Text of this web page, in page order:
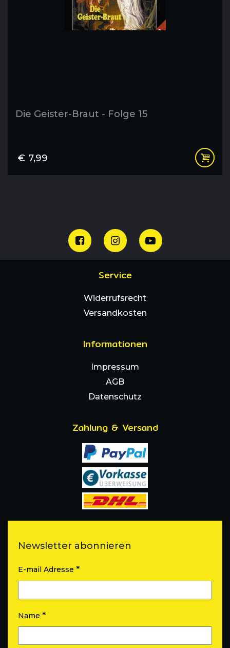
Die Geister-Braut - Folge 15
€ 7,99
Service
Widerrufsrecht
Versandkosten
Informationen
Impressum
AGB
Datenschutz
Zahlung & Versand
Newsletter abonnieren
E-mail Adresse *
Name *